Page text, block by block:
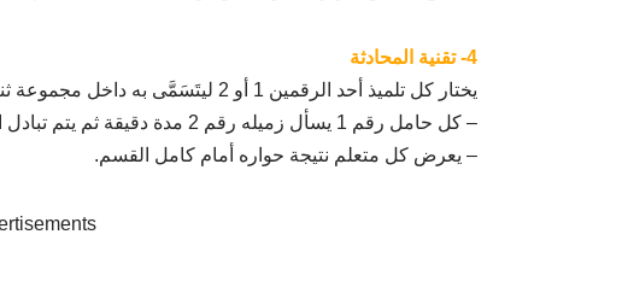
4- تقنية المحادثة
يختار كل تلميذ أحد الرقمين 1 أو 2 ليتَسَمَّى به داخل مجموعة ثنائية.
– كل حامل رقم 1 يسأل زميله رقم 2 مدة دقيقة ثم يتم تبادل الأدوار.
– يعرض كل متعلم نتيجة حواره أمام كامل القسم.